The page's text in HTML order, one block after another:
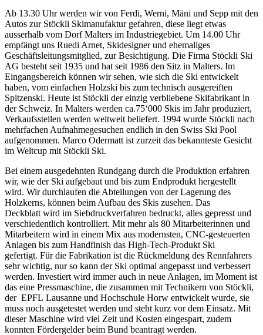
Ab 13.30 Uhr werden wir von Ferdi, Werni, Mäni und Sepp mit den
Autos zur Stöckli Skimanufaktur gefahren, diese liegt etwas
ausserhalb vom Dorf Malters im Industriegebiet. Um 14.00 Uhr
empfängt uns Ruedi Arnet, Skidesigner und ehemaliges
Geschäftsleitungsmitglied, zur Besichtigung. Die Firma Stöckli Ski
AG besteht seit 1935 und hat seit 1986 den Sitz in Malters. Im
Eingangsbereich können wir sehen, wie sich die Ski entwickelt
haben, vom einfachen Holzski bis zum technisch ausgereiften
Spitzenski. Heute ist Stöckli der einzig verbliebene Skifabrikant in
der Schweiz. In Malters werden ca.75‘000 Skis im Jahr produziert,
Verkaufsstellen werden weltweit beliefert. 1994 wurde Stöckli nach
mehrfachen Aufnahmegesuchen endlich in den Swiss Ski Pool
aufgenommen. Marco Odermatt ist zurzeit das bekannteste Gesicht
im Weltcup mit Stöckli Ski.
Bei einem ausgedehnten Rundgang durch die Produktion erfahren
wir, wie der Ski aufgebaut und bis zum Endprodukt hergestellt
wird. Wir durchlaufen die Abteilungen von der Lagerung des
Holzkerns, können beim Aufbau des Skis zusehen. Das
Deckblatt wird im Siebdruckverfahren bedruckt, alles gepresst und
verschiedentlich kontrolliert. Mit mehr als 80 Mitarbeiterinnen und
Mitarbeitern wird in einem Mix aus modernsten, CNC-gesteuerten
Anlagen bis zum Handfinish das High-Tech-Produkt Ski
gefertigt. Für die Fabrikation ist die Rückmeldung des Rennfahrers
sehr wichtig, nur so kann der Ski optimal angepasst und verbessert
werden. Investiert wird immer auch in neue Anlagen, im Moment ist
das eine Pressmaschine, die zusammen mit Technikern von Stöckli,
der EPFL Lausanne und Hochschule Horw entwickelt wurde, sie
muss noch ausgetestet werden und steht kurz vor dem Einsatz. Mit
dieser Maschine wird viel Zeit und Kosten eingespart, zudem
konnten Fördergelder beim Bund beantragt werden.